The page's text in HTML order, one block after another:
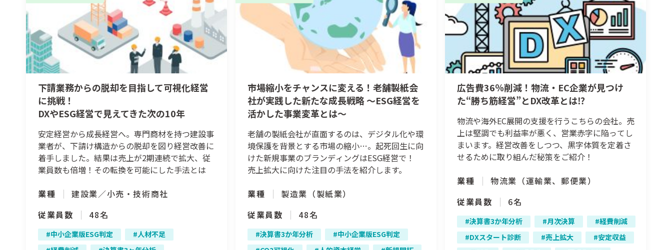
下請業務からの脱却を目指して可視化経営
に挑戦！
DXやESG経営で見えてきた次の10年
安定経営から成長経営へ。専門商材を持つ建設事
業者が、下請け構造からの脱却を図り経営改善に
着手しました。結果は売上が2期連続で拡大、従
業員数も倍増！その転換を可能にした手法とは
業種
建設業／小売・技術商社
従業員数
48名
中小企業版ESG判定
人材不足
市場縮小をチャンスに変える！老舗製紙会
社が実践した新たな成長戦略 ～ESG経営を
活かした事業変革とは～
老舗の製紙会社が直面するのは、デジタル化や環
境保護を背景とする市場の縮小…。起死回生に向
けた新規事業のブランディングはESG経営で！
売上拡大に向けた注目の手法を紹介します。
業種
製造業（製紙業）
従業員数
48名
決算書3か年分析
中小企業版ESG判定
広告費36％削減！物流・EC企業が見つけ
た“勝ち筋経営”とDX改革とは⁉
物流や海外EC展開の支援を行うこちらの会社。売
上は堅調でも利益率が悪く、営業赤字に陥ってし
まいます。経営改善をしつつ、黒字体質を定着さ
せるために取り組んだ秘策をご紹介！
業種
物流業（運輸業、郵便業）
従業員数
6名
決算書3か年分析 月次決算
経費削減
DXスタート診断
売上拡大
安定収益